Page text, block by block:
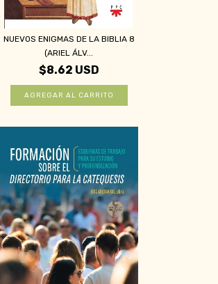
NUEVOS ENIGMAS DE LA BIBLIA 8
(ARIEL ÁLV...
$8.62 USD